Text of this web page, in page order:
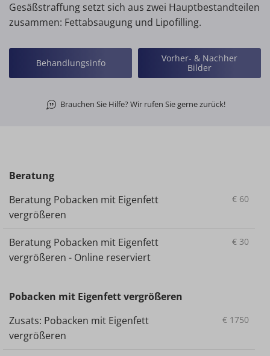
Gesäßstraffung setzt sich aus zwei Hauptbestandteilen
zusammen: Fettabsaugung und Lipofilling.
Behandlungsinfo
Vorher- & Nachher
Bilder
Brauchen Sie Hilfe? Wir rufen Sie gerne zurück!
Beratung
Beratung Pobacken mit Eigenfett
vergrößeren
€ 60
Beratung Pobacken mit Eigenfett
vergrößeren - Online reserviert
€ 30
Pobacken mit Eigenfett vergrößeren
Zusats: Pobacken mit Eigenfett
vergrößeren
€ 1750